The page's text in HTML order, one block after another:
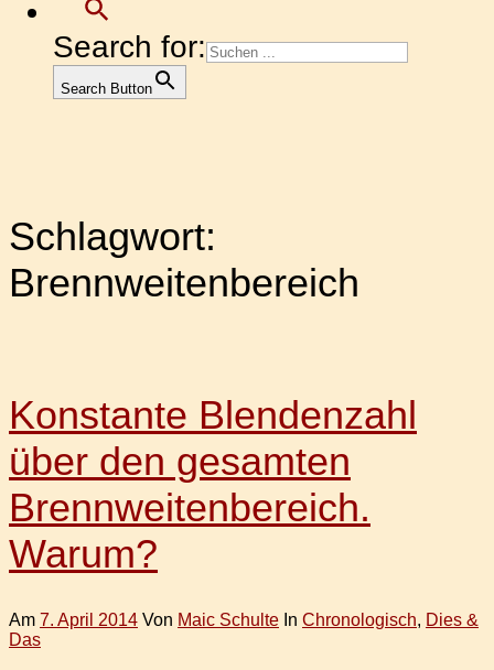
Search for:
Search Button
Schlagwort:
Brennweitenbereich
Konstante Blendenzahl
über den gesamten
Brennweitenbereich.
Warum?
Am 7. April 2014 Von Maic Schulte In Chronologisch, Dies &
Das